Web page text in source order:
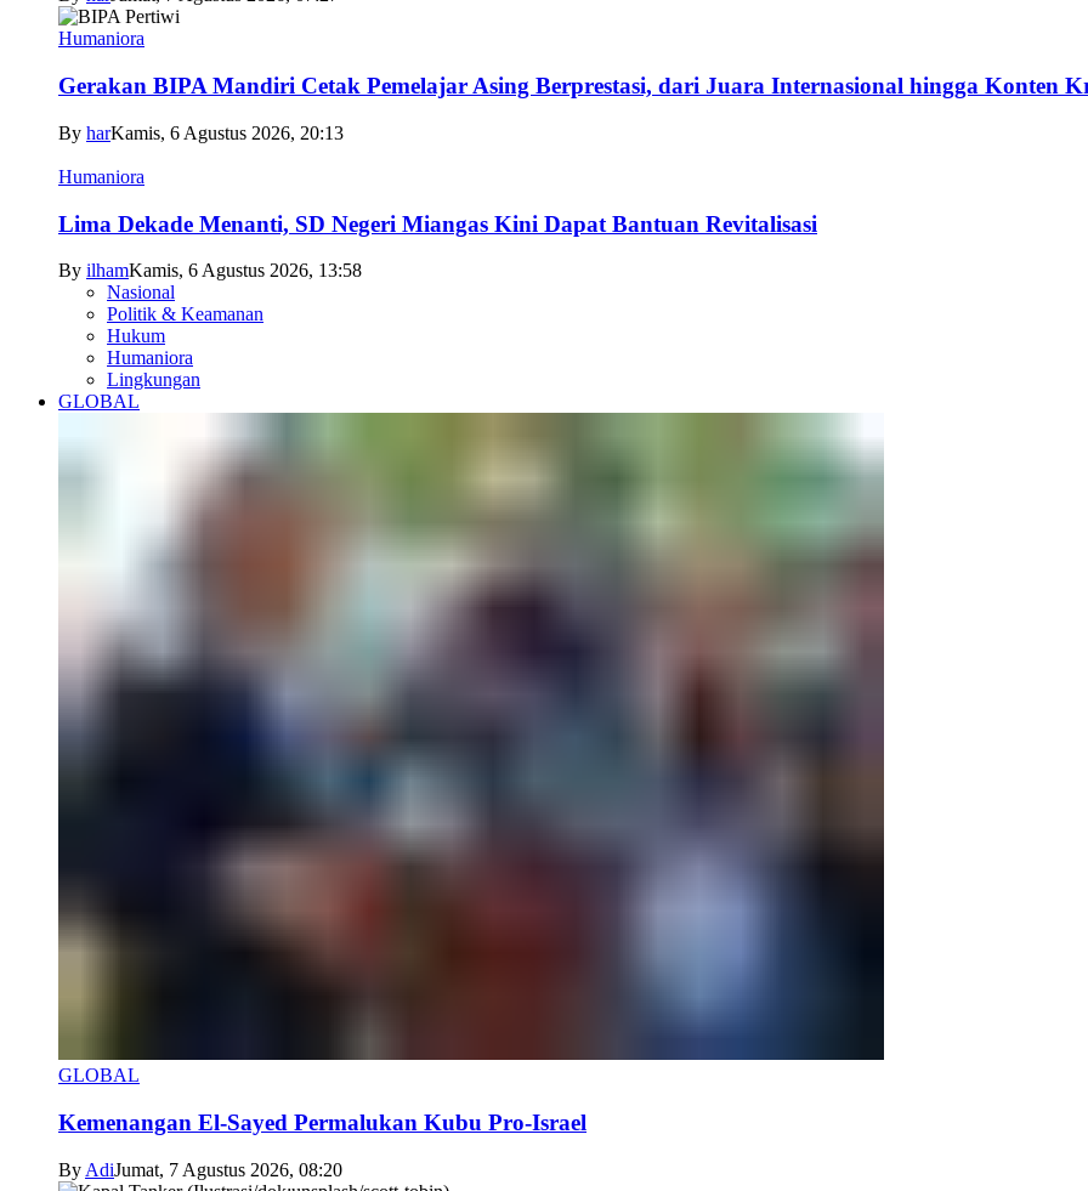
Humaniora
Gerakan BIPA Mandiri Cetak Pemelajar Asing Berprestasi, dari Juara Internasional hingga Konten
By harKamis, 6 Agustus 2026, 20:13
Humaniora
Lima Dekade Menanti, SD Negeri Miangas Kini Dapat Bantuan Revitalisasi
By ilhamKamis, 6 Agustus 2026, 13:58
Nasional
Politik & Keamanan
Hukum
Humaniora
Lingkungan
GLOBAL
GLOBAL
Kemenangan El-Sayed Permalukan Kubu Pro-Israel
By AdiJumat, 7 Agustus 2026, 08:20